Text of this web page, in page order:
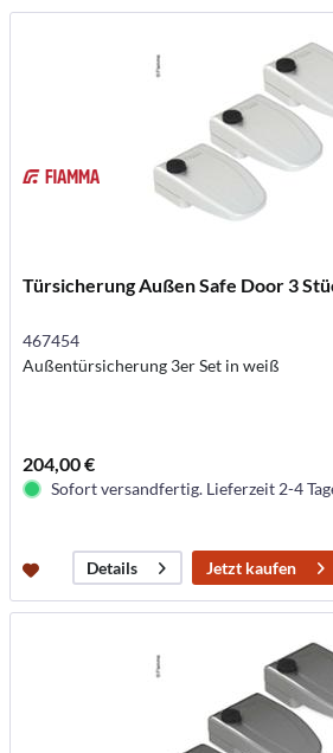
Türsicherung Außen Safe Door 3
467454
Außentürsicherung 3er Set in weiß
204,00 €
Sofort versandfertig. Lieferzeit 2-4
Details Jetzt kaufen